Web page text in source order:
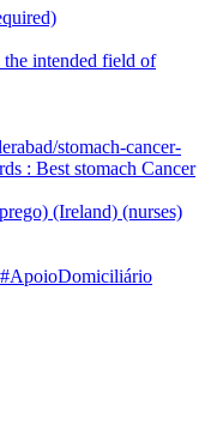
the intended field of
stomach-cancer-
: Best stomach Cancer
(Ireland) (nurses)
#ApoioDomiciliário